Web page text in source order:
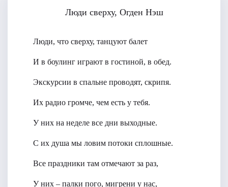
Люди сверху, Огден Нэш
Люди, что сверху, танцуют балет
И в боулинг играют в гостиной, в обед.
Экскурсии в спальне проводят, скрипя.
Их радио громче, чем есть у тебя.
У них на неделе все дни выходные.
С их душа мы ловим потоки сплошные.
Все праздники там отмечают за раз,
У них – палки пого, мигрени у нас,